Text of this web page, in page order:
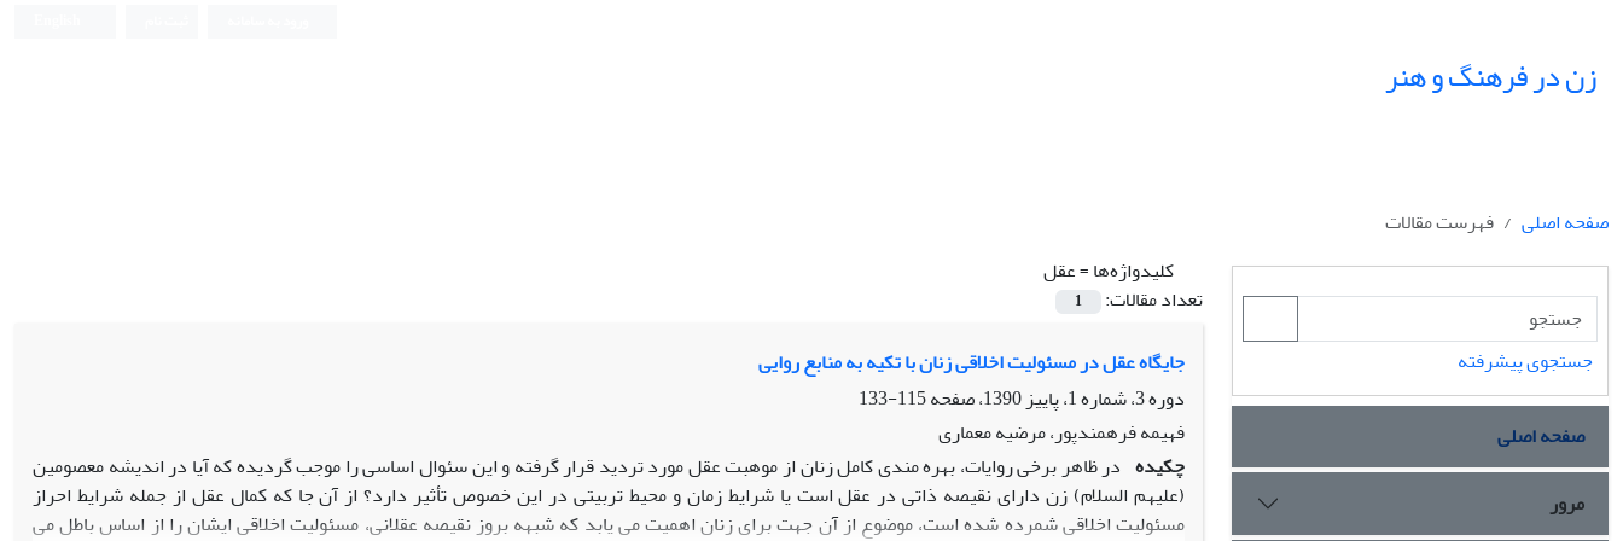
زن در فرهنگ و هنر
صفحه اصلی
فهرست مقالات
کلیدواژه‌ها =عقل
تعداد مقالات:
1
جایگاه عقل در مسئولیت اخلاقی زنان با تکیه به منابع روایی
دوره 3، شماره 1، پاییز 1390، صفحه
115-133
فهیمه فرهمندپور، مرضیه معماری
چکیده در ظاهر برخی روایات، بهره مندی کامل زنان از موهبت عقل مورد تردید قرار گرفته و این سئوال اساسی را موجب گردیده که آیا در اندیشه معصومین
(علیهم السلام) زن دارای نقیصه ذاتی در عقل است یا شرایط زمان و محیط تربیتی در این خصوص تأثیر دارد؟ از آن جا که کمال عقل از جمله شرایط احراز
مسئولیت اخلاقی شمرده شده است، موضوع از آن جهت برای زنان اهمیت می یابد که شبهه بروز نقیصه عقلانی، مسئولیت اخلاقی ایشان را از اساس باطل می
جستجوی پیشرفته
صفحه اصلی
مرور